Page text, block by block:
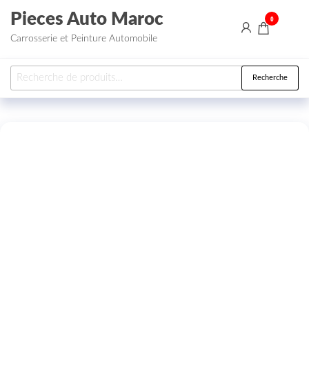
Aller au contenu
Pieces Auto Maroc
Carrosserie et Peinture Automobile
0
Recherche pour : Recherche